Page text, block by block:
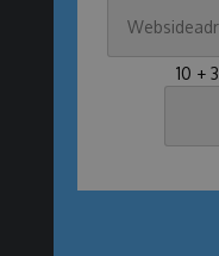
10 + 3